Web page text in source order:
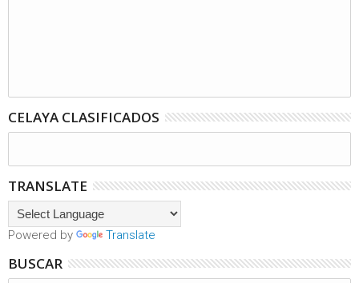
CELAYA CLASIFICADOS
TRANSLATE
Powered by Translate
BUSCAR